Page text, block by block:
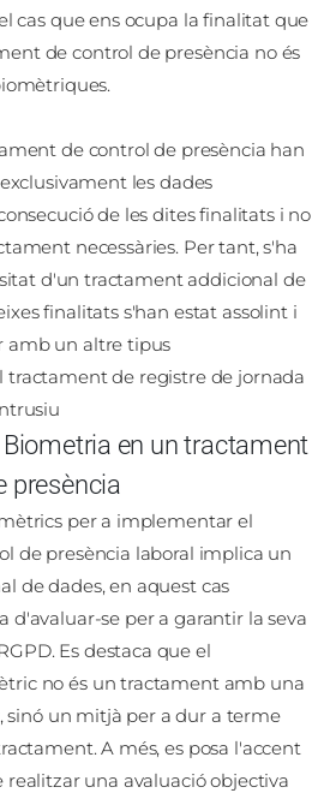
cas que ens ocupa la finalitat que
de control de presència no és
de control de presència han
les dades
de les dites finalitats i no
necessàries. Per tant, s'ha
d'un tractament addicional de
finalitats s'han estat assolint i
amb un altre tipus
de registre de jornada
Biometria en un tractament
presència
per a implementar el
de presència laboral implica un
de dades, en aquest cas
d'avaluar-se per a garantir la seva
Es destaca que el
no és un tractament amb una
sinó un mitjà per a dur a terme
A més, es posa l'accent
una avaluació objectiva